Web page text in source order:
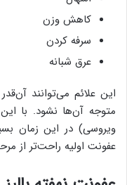
کاهش وزن
سرفه کردن
عرق شبانه
این علائم می‌توانند
متوجه آن‌ها نشود. با
ویروسی) در این زمان
عفونت اولیه راحت‌تر از